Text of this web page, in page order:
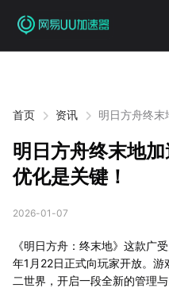
首页 资讯
明日方舟终末
明日方舟终末地
优化是关键！
2026-01-07
《明日方舟：终末地》这款广
年1月22日正式向玩家开放。
二世界，开启一段全新的管理